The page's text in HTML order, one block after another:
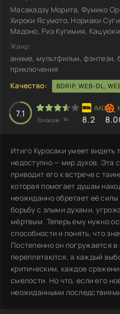
Масакадзу Морита, Фумико
Хироки Ясумото, Нориаки
Мадоно, Риэ Кугимия,
Жанр:
аниме, мультфильм, фэнтези,
приключения
Качество:
BDRIP, WEB-DL,
7.1
Голосов: 14 8.2
Итиго Куросаки умеет видеть
недоступно — мир духов. Эта
приводит его к встрече с
которая помогает душам
неожиданно обретает её
борьбу с злыми духами,
мёртвым. Теперь ему нужно
способности и понять, что
Постепенно он погружается
переплетаются, а каждый
критическим, каждое
смелости. Но что, если его
неожиданными